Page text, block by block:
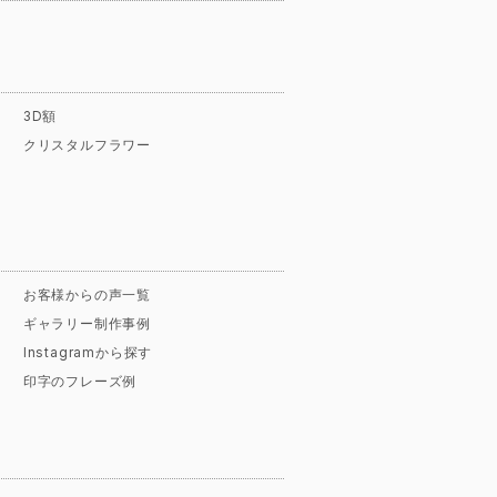
3D額
クリスタルフラワー
お客様からの声一覧
ギャラリー制作事例
Instagramから探す
印字のフレーズ例